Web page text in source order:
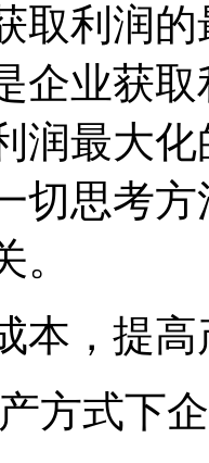
取利润
企业获
润最大
切思考
，提高
式下企